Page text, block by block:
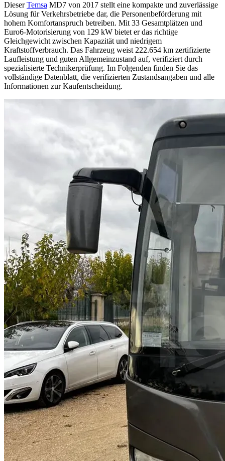
DieserTemsa MD7 von 2017 stellt eine kompakte und zuverlässige
Lösung für Verkehrsbetriebe dar, die Personenbeförderung mit
hohem Komfortanspruch betreiben. Mit 33 Gesamtplätzen und
Euro6-Motorisierung von 129 kW bietet er das richtige
Gleichgewicht zwischen Kapazität und niedrigem
Kraftstoffverbrauch. Das Fahrzeug weist 222.654 km zertifizierte
Laufleistung und guten Allgemeinzustand auf, verifiziert durch
spezialisierte Technikerprüfung. Im Folgenden finden Sie das
vollständige Datenblatt, die verifizierten Zustandsangaben und alle
Informationen zur Kaufentscheidung.